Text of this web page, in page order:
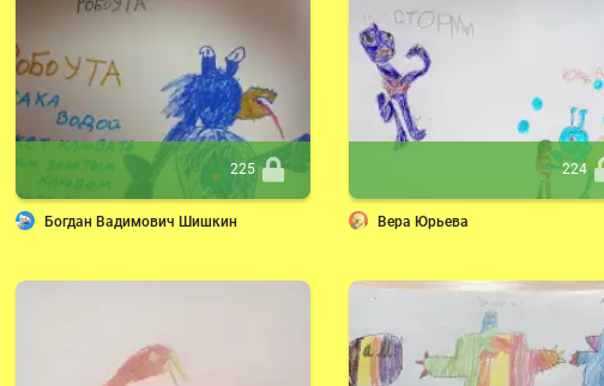
225
Богдан Вадимович Шишкин
224
Вера Юрьева